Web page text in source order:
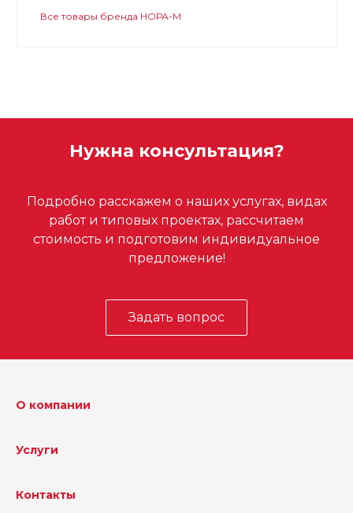
Все товары бренда НОРА-М
Нужна консультация?
Подробно расскажем о наших услугах, видах
работ и типовых проектах, рассчитаем
стоимость и подготовим индивидуальное
предложение!
Задать вопрос
О компании
Услуги
Контакты